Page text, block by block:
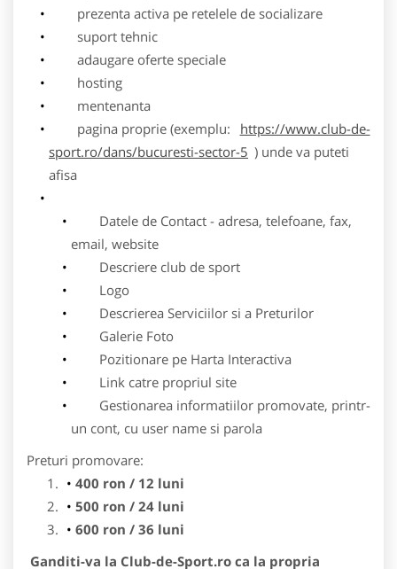
prezenta activa pe retelele de socializare
suport tehnic
adaugare oferte speciale
hosting
mentenanta
pagina proprie (exemplu:
https://www.club-de-
sport.ro/dans/bucuresti-sector-5 ) unde va puteti
afisa
Datele de Contact - adresa, telefoane, fax,
email, website
Descriere club de sport
Logo
Descrierea Serviciilor si a Preturilor
Galerie Foto
Pozitionare pe Harta Interactiva
Link catre propriul site
Gestionarea informatiilor promovate, printr-
un cont, cu user name si parola
Preturi promovare:
400 ron / 12 luni
500 ron / 24 luni
600 ron / 36 luni
Ganditi-va la Club-de-Sport.ro ca la propria